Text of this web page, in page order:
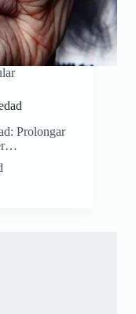
Prolongar